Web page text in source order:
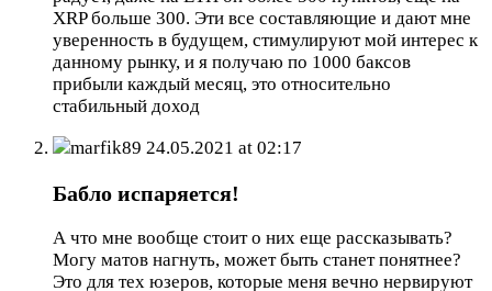
XRP больше 300. Эти все составляющие и дают мне
уверенность в будущем, стимулируют мой интерес к
данному рынку, и я получаю по 1000 баксов
прибыли каждый месяц, это относительно
стабильный доход
marfik89 24.05.2021 at 02:17
Бабло испаряется!
А что мне вообще стоит о них еще рассказывать?
Могу матов нагнуть, может быть станет понятнее?
Это для тех юзеров, которые меня вечно нервируют